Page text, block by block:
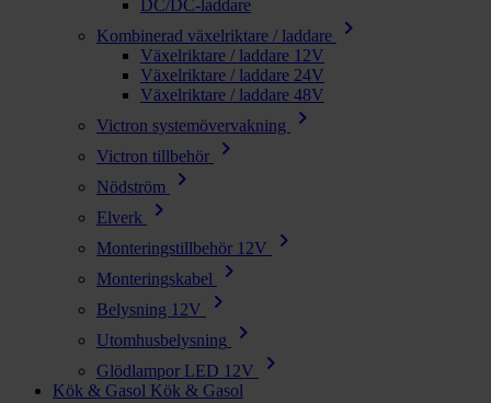
DC/DC-laddare
Kombinerad växelriktare / laddare
chevron_right
Växelriktare / laddare 12V
Växelriktare / laddare 24V
Växelriktare / laddare 48V
Victron systemövervakning
chevron_right
Victron tillbehör chevron_right
Nödström chevron_right
Elverk chevron_right
Monteringstillbehör 12V chevron_right
Monteringskabel chevron_right
Belysning 12V chevron_right
Utomhusbelysning chevron_right
Glödlampor LED 12V chevron_right
Kök & Gasol Kök & Gasol